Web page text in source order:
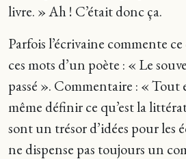
livre. » Ah ! C’était donc ça.
Parfois l’écrivaine commente
ces mots d’un poète : « Le
passé ». Commentaire : « Tout
même définir ce qu’est la
sont un trésor d’idées pour les
ne dispense pas toujours un